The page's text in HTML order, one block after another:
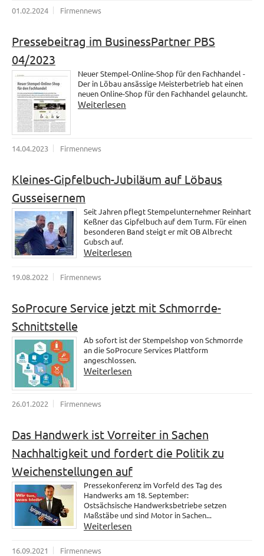
01.02.2024 Firmennews
Pressebeitrag im BusinessPartner PBS
04/2023
Neuer Stempel-Online-Shop für den Fachhandel -
Der in Löbau ansässige Meisterbetrieb hat einen
neuen Online-Shop für den Fachhandel gelauncht.
Weiterlesen
14.04.2023 Firmennews
Kleines-Gipfelbuch-Jubiläum auf Löbaus
Gusseisernem
Seit Jahren pflegt Stempelunternehmer Reinhart
Keßner das Gipfelbuch auf dem Turm. Für einen
besonderen Band steigt er mit OB Albrecht
Gubsch auf.
Weiterlesen
19.08.2022 Firmennews
SoProcure Service jetzt mit Schmorrde-
Schnittstelle
Ab sofort ist der Stempelshop von Schmorrde
an die SoProcure Services Plattform
angeschlossen.
Weiterlesen
26.01.2022 Firmennews
Das Handwerk ist Vorreiter in Sachen
Nachhaltigkeit und fordert die Politik zu
Weichenstellungen auf
Pressekonferenz im Vorfeld des Tag des
Handwerks am 18. September:
Ostsächsische Handwerksbetriebe setzen
Maßstäbe und sind Motor in Sachen...
Weiterlesen
16.09.2021 Firmennews